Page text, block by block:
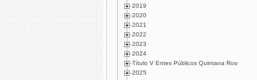
2019
2020
2021
2022
2023
2024
Título V Entes Públicos Quintana Roo
2025